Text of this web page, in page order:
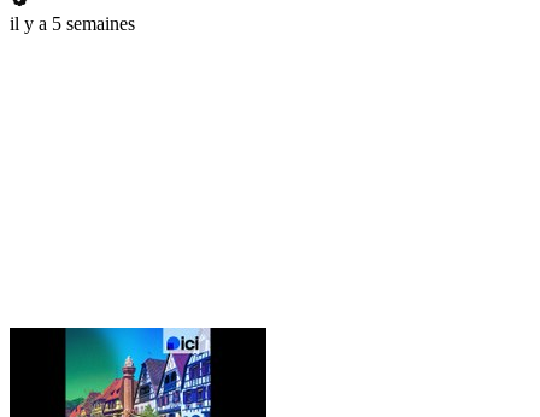
il y a 5 semaines